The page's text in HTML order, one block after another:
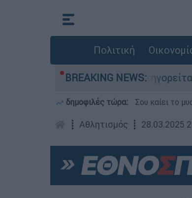
Πολιτική
BREAKING NEWS:
στην Ελλάδα - Κατηγορείται και
δημοφιλές τώρα: Σου καίει το
┋ Αθλητισμός ┋ 28.03.2025